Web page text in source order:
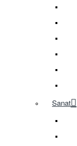
Sanat